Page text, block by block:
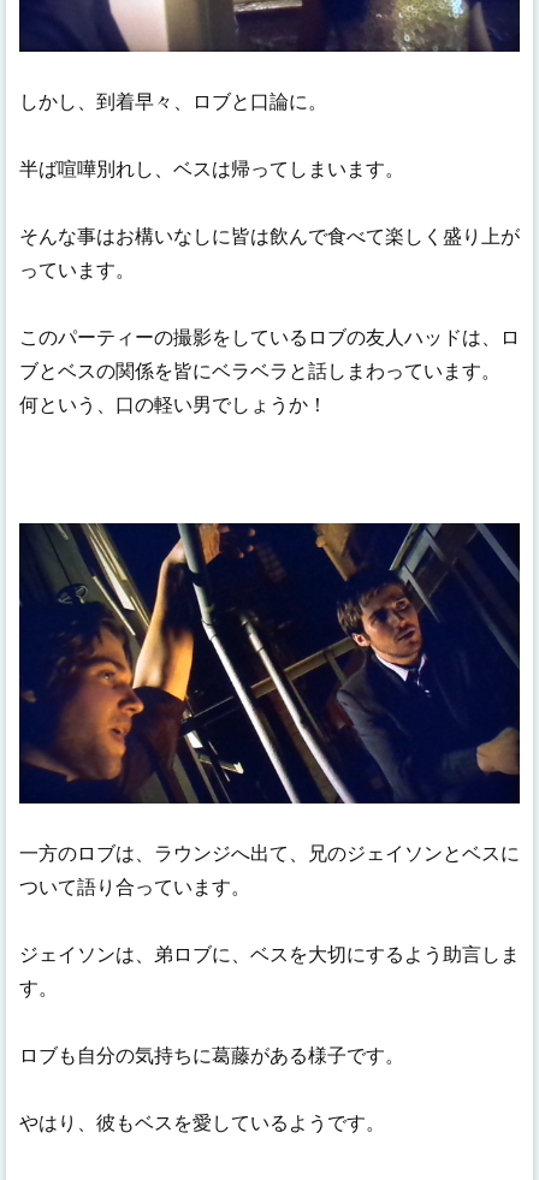
しかし、到着早々、ロブと口論に。
半ば喧嘩別れし、ベスは帰ってしまいます。
そんな事はお構いなしに皆は飲んで食べて楽しく盛り上が
っています。
このパーティーの撮影をしているロブの友人ハッドは、ロ
ブとベスの関係を皆にベラベラと話しまわっています。
何という、口の軽い男でしょうか！
一方のロブは、ラウンジへ出て、兄のジェイソンとベスに
ついて語り合っています。
ジェイソンは、弟ロブに、ベスを大切にするよう助言しま
す。
ロブも自分の気持ちに葛藤がある様子です。
やはり、彼もベスを愛しているようです。